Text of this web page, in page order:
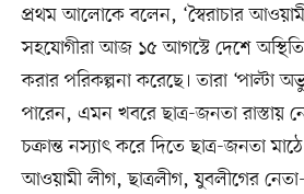
প্রথম আলোকে বলেন, ‘স্বৈরাচার
সহযোগীরা আজ ১৫ আগস্টে দেশে
করার পরিকল্পনা করেছে। তারা ‘পাল্টা
পারেন, এমন খবরে ছাত্র-জনতা রাস্তায়
চক্রান্ত নস্যাৎ করে দিতে ছাত্র-জনতা
আওয়ামী লীগ, ছাত্রলীগ, যুবলীগের